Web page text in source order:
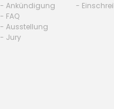
- Ankündigung
- FAQ
- Ausstellung
- Jury
-